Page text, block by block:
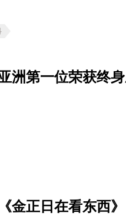
洲第一位荣获终
金正日在看东西